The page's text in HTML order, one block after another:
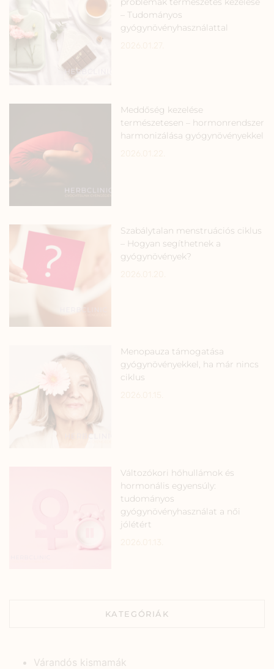
– Tudományos
gyógynövényhasználattal
Meddőség kezelése
természetesen – hormonrendszer
harmonizálása gyógynövényekkel
Szabálytalan menstruációs ciklus
– Hogyan segíthetnek a
gyógynövények?
Menopauza támogatása
gyógynövényekkel, ha már nincs
ciklus
Változókori hőhullámok és
hormonális egyensúly:
tudományos
gyógynövényhasználat a női
jólétért
KATEGÓRIÁK
Várandós kismamák